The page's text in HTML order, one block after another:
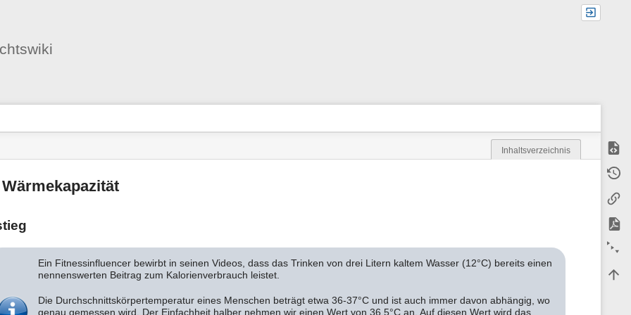
PDF
Alles
M
m
i
o
Inhaltsverzeichnis
Ein Fitnessinfluencer bewirbt in seinen Videos, dass das Trinken von drei Litern kaltem Wasser (12°C) bereits einen
nennenswerten Beitrag zum Kalorienverbrauch leistet.
Die Durchschnittskörpertemperatur eines Menschen beträgt etwa 36-37°C und ist auch immer davon abhängig, wo
genau gemessen wird. Der Einfachheit halber nehmen wir einen Wert von 36,5°C an. Auf diesen Wert wird das